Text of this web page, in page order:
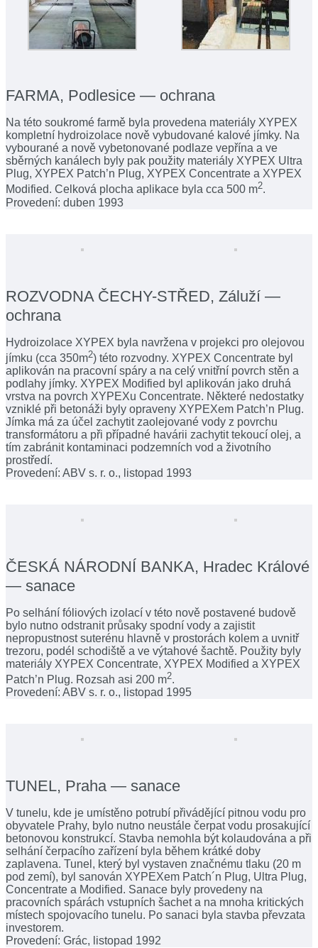
FARMA, Podlesice — ochrana
Na této soukromé farmě byla provedena materiály XYPEX
kompletní hydroizolace nově vybudované kalové jímky. Na
vybourané a nově vybetonované podlaze vepřína a ve
sběrných kanálech byly pak použity materiály XYPEX Ultra
Plug, XYPEX Patch’n Plug, XYPEX Concentrate a XYPEX
Modified. Celková plocha aplikace byla cca 500 m2.
Provedení: duben 1993
ROZVODNA ČECHY-STŘED, Záluží —
ochrana
Hydroizolace XYPEX byla navržena v projekci pro olejovou
jímku (cca 350m2) této rozvodny. XYPEX Concentrate byl
aplikován na pracovní spáry a na celý vnitřní povrch stěn a
podlahy jímky. XYPEX Modified byl aplikován jako druhá
vrstva na povrch XYPEXu Concentrate. Některé nedostatky
vzniklé při betonáži byly opraveny XYPEXem Patch’n Plug.
Jímka má za účel zachytit zaolejované vody z povrchu
transformátoru a při případné havárii zachytit tekoucí olej, a
tím zabránit kontaminaci podzemních vod a životního
prostředí.
Provedení: ABV s. r. o., listopad 1993
ČESKÁ NÁRODNÍ BANKA, Hradec Králové
— sanace
Po selhání fóliových izolací v této nově postavené budově
bylo nutno odstranit průsaky spodní vody a zajistit
nepropustnost suterénu hlavně v prostorách kolem a uvnitř
trezoru, podél schodiště a ve výtahové šachtě. Použity byly
materiály XYPEX Concentrate, XYPEX Modified a XYPEX
Patch’n Plug. Rozsah asi 200 m2.
Provedení: ABV s. r. o., listopad 1995
TUNEL, Praha — sanace
V tunelu, kde je umístěno potrubí přivádějící pitnou vodu pro
obyvatele Prahy, bylo nutno neustále čerpat vodu prosakující
betonovou konstrukcí. Stavba nemohla být kolaudována a při
selhání čerpacího zařízení byla během krátké doby
zaplavena. Tunel, který byl vystaven značnému tlaku (20 m
pod zemí), byl sanován XYPEXem Patch´n Plug, Ultra Plug,
Concentrate a Modified. Sanace byly provedeny na
pracovních spárách vstupních šachet a na mnoha kritických
místech spojovacího tunelu. Po sanaci byla stavba převzata
investorem.
Provedení: Grác, listopad 1992